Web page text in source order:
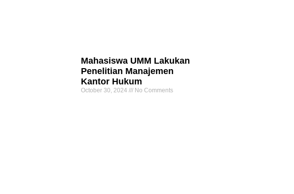
Mahasiswa UMM Lakukan
Penelitian Manajemen
Kantor Hukum
October 30, 2024 No Comments